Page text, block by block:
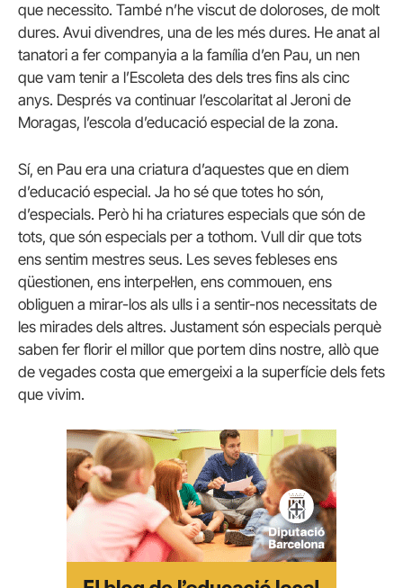
que necessito. També n’he viscut de doloroses, de molt
dures. Avui divendres, una de les més dures. He anat al
tanatori a fer companyia a la família d’en Pau, un nen
que vam tenir a l’Escoleta des dels tres fins als cinc
anys. Després va continuar l’escolaritat al Jeroni de
Moragas, l’escola d’educació especial de la zona.
Sí, en Pau era una criatura d’aquestes que en diem
d’educació especial. Ja ho sé que totes ho són,
d’especials. Però hi ha criatures especials que són de
tots, que són especials per a tothom. Vull dir que tots
ens sentim mestres seus. Les seves febleses ens
qüestionen, ens interpel·len, ens commouen, ens
obliguen a mirar-los als ulls i a sentir-nos necessitats de
les mirades dels altres. Justament són especials perquè
saben fer florir el millor que portem dins nostre, allò que
de vegades costa que emergeixi a la superfície dels fets
que vivim.